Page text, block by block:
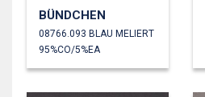
BÜNDCHEN
08766.093 BLAU MELIERT
95%CO/5%EA